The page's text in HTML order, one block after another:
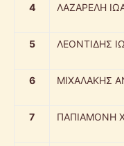
4 ΛΑΖΑΡΕΛΗ
5 ΛΕΟΝΤΙΔΗΣ
6 ΜΙΧΑΛΑΚΗΣ
7 ΠΑΠΙΑΜΟΝΗ